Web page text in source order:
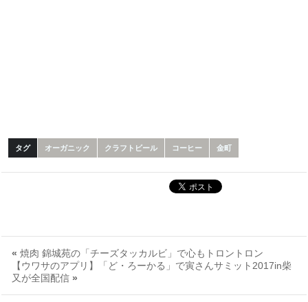
タグ オーガニック クラフトビール コーヒー 金町
« 焼肉 錦城苑の「チーズタッカルビ」で心もトロントロン
【ウワサのアプリ】「ど・ろーかる」で寅さんサミット2017in柴
又が全国配信 »